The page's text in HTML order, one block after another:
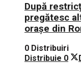
După
pregătesc
orașe din
mașini!
0 Distribuiri
Distribuie 0